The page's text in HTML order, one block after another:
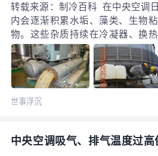
转载来源：制冷百科 在中央空调
内会逐渐积累水垢、藻类、生物
物。这些杂质持续在冷凝器、换
路内部堆积。随时间推移，管路
换热效果。污垢导热系数极低，
换热面时，制冷换热效率大幅下降
央空调机组制冷量下降20%至40%
加重电机负荷，多消耗电能20%至
世事浮沉
中央空调吸气、排气温度过高